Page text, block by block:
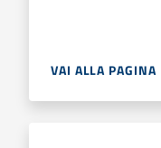
VAI ALLA PAGINA